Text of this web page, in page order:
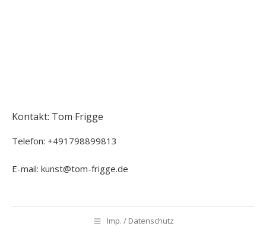
Kontakt: Tom Frigge
Telefon: +491798899813
E-mail: kunst@tom-frigge.de
Imp. / Datenschutz